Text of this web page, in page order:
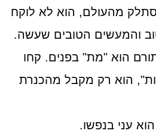
מהעולם, הוא לא לוקח
והמעשים הטובים שעשה.
הוא "מת" בפנים. קחו
הוא רק מקבל מהכנרת
עני בנפשו.